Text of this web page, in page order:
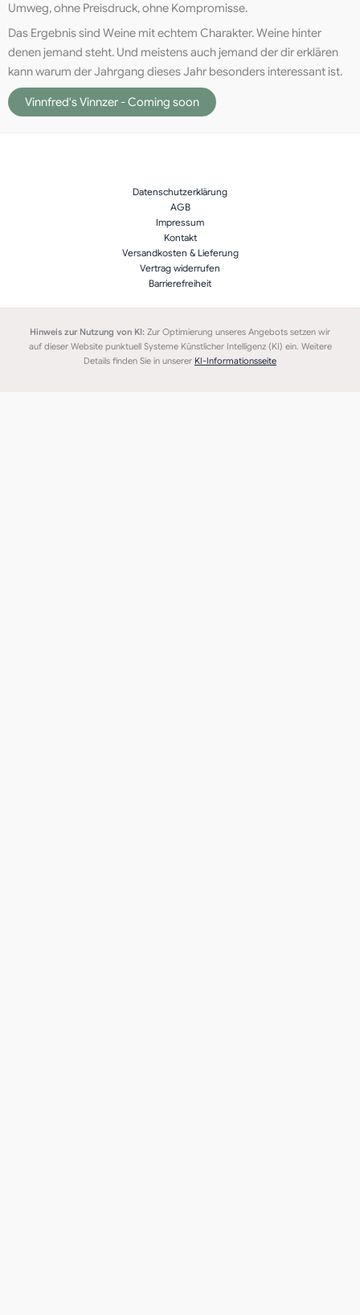
Umweg, ohne Preisdruck, ohne Kompromisse.
Das Ergebnis sind Weine mit echtem Charakter. Weine hinter
denen jemand steht. Und meistens auch jemand der dir erklären
kann warum der Jahrgang dieses Jahr besonders interessant ist.
Vinnfred's Vinnzer - Coming soon
Datenschutzerklärung
AGB
Impressum
Kontakt
Versandkosten & Lieferung
Vertrag widerrufen
Barrierefreiheit
Hinweis zur Nutzung von KI: Zur Optimierung unseres Angebots setzen wir
auf dieser Website punktuell Systeme Künstlicher Intelligenz (KI) ein. Weitere
Details finden Sie in unserer KI-Informationsseite